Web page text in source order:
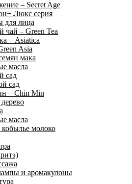
– Secret Age
Люкс серия
для лица
чай – Green Tea
– Asiatica
Asia
мака
масла
сад
сад
– Chin Min
масла
кобылье молоко
и аромакулоны